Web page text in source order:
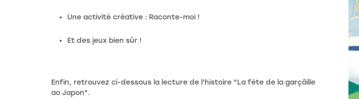
Une activité créative : Raconte-moi !
Et des jeux bien sûr !
Enfin, retrouvez ci-dessous la lecture de l'histoire "La féte de la garçâille
ao Japon".